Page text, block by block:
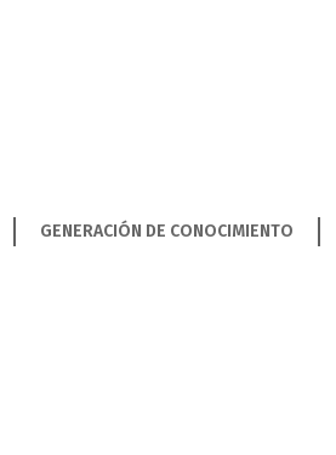
GENERACIÓN DE CONOCIMIENTO